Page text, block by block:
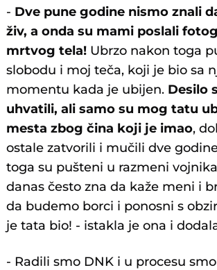
- Dve pune godine nismo znali
živ, a onda su mami poslali
mrtvog tela! Ubrzo nakon toga
slobodu i moj teča, koji je bio sa
momentu kada je ubijen. Desilo
uhvatili, ali samo su mog tatu
mesta zbog čina koji je imao,
ostale zatvorili i mučili dve
toga su pušteni u razmeni
danas često zna da kaže meni i
da budemo borci i ponosni s
je tata bio! - istakla je ona i
- Radili smo DNK i u procesu